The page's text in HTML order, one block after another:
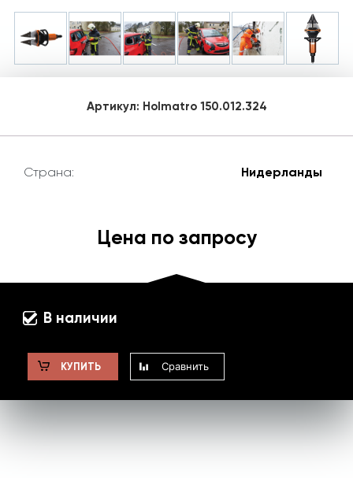
Артикул: Holmatro 150.012.324
Страна: Нидерланды
Цена по запросу
В наличии
КУПИТЬ Сравнить